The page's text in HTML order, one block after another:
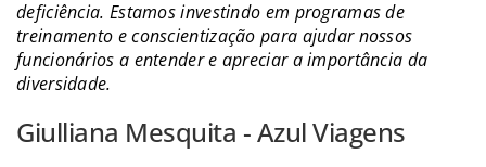
deficiência. Estamos investindo em programas de
treinamento e conscientização para ajudar nossos
funcionários a entender e apreciar a importância da
diversidade.
Giulliana Mesquita - Azul Viagens